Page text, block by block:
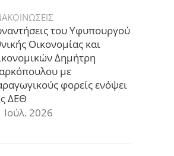
του Υφυπουργού
Οικονομίας και
Δημήτρη
με
φορείς ενόψει
ΔΕΘ
Ιούλ. 2026